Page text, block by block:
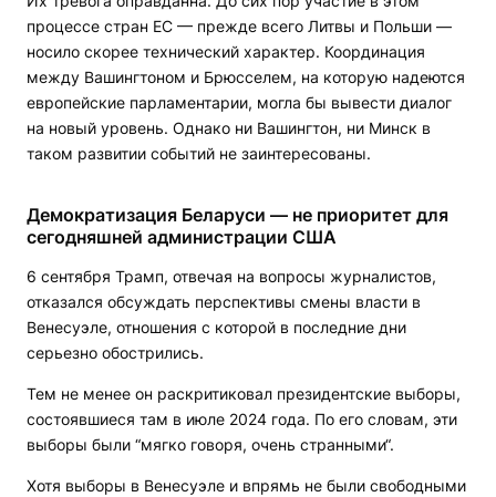
процессе стран ЕС — прежде всего Литвы и Польши —
носило скорее технический характер. Координация
между Вашингтоном и Брюсселем, на которую надеются
европейские парламентарии, могла бы вывести диалог
на новый уровень. Однако ни Вашингтон, ни Минск в
таком развитии событий не заинтересованы.
Демократизация Беларуси — не приоритет для
сегодняшней администрации США
6 сентября Трамп, отвечая на вопросы журналистов,
отказался обсуждать перспективы смены власти в
Венесуэле, отношения с которой в последние дни
серьезно обострились.
Тем не менее он раскритиковал президентские выборы,
состоявшиеся там в июле 2024 года. По его словам, эти
выборы были “мягко говоря, очень странными“.
Хотя выборы в Венесуэле и впрямь не были свободными